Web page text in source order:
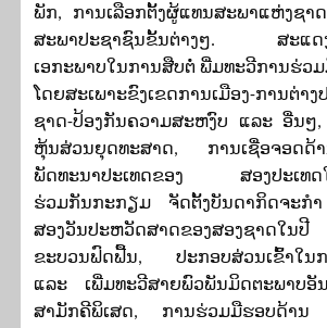
ພັກ, ການເລືອກຕັ້ງຜູ້ແທນສະພາແຫ່ງຊາ
ສະພາປະຊາຊົນຂັ້ນຕ່າງໆ. ສະແດງ
ເອກະພາບໃນການສືບຕໍ່ ພີ່ມທະວີການຮ່ວມ
ໂດຍສະເພາະຂົງເຂດການເມືອງ-ການຕ່າ
ຊາດ-ປ້ອງກັນຄວາມສະຫງົບ ແລະ ອື່ນໆ,
ຫຸ້ນສ່ວນຍຸດທະສາດ, ການເຊື່ອຈອດດ້າ
ພັດທະນາປະເທດຂອງ ສອງປະເທດໃ
ຮ່ວມກັນກະກຽມ ຈັດຕັ້ງບັນດາກິດຈະກໍ
ສອງວັນປະຫວັດສາດຂອງສອງຊາດໃນ
ຂະບວນຟົດຟື້ນ, ປະກອບສ່ວນເຂົ້າໃນກ
ແລະ ເພີ່ມທະວີສາຍພົວພັນມິດຕະພາບ
ສາມັກຄີພິເສດ, ການຮ່ວມມືຮອບດ້າ